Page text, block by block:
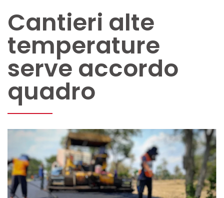
Cantieri alte
temperature
serve accordo
quadro